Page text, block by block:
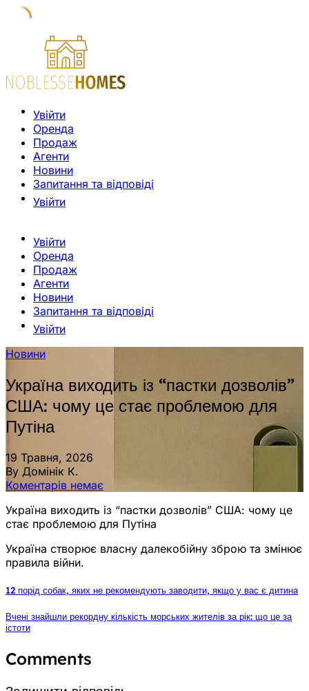
Увійти
Оренда
Продаж
Агенти
Новини
Запитання та відповіді
Увійти
Увійти
Оренда
Продаж
Агенти
Новини
Запитання та відповіді
Увійти
Новини
Україна виходить із “пастки дозволів”
США: чому це стає проблемою для
Путіна
19 Травня, 2026
By Домінік К.
Коментарів немає
Україна виходить із “пастки дозволів” США: чому це
стає проблемою для Путіна
Україна створює власну далекобійну зброю та змінює
правила війни.
12 порід собак, яких не рекомендують заводити, якщо у вас є дитина
Вчені знайшли рекордну кількість морських жителів за рік: що це за
істоти
Comments